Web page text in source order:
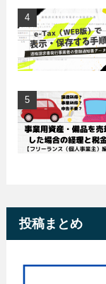
投稿まとめ